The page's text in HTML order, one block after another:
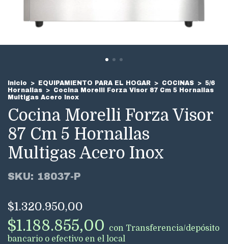
Inicio > EQUIPAMIENTO PARA EL HOGAR > COCINAS > 5/6
Hornallas > Cocina Morelli Forza Visor 87 Cm 5 Hornallas
Multigas Acero Inox
Cocina Morelli Forza Visor
87 Cm 5 Hornallas
Multigas Acero Inox
SKU: 18037-P
$1.320.950,00
$1.188.855,00 con Transferencia/depósito
bancario o efectivo en el local